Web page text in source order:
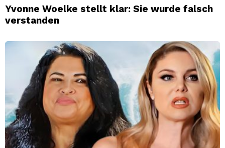
Yvonne Woelke stellt klar: Sie wurde falsch
verstanden